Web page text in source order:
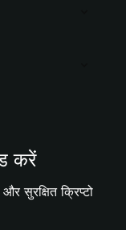
करें
सुरक्षित क्रिप्टो